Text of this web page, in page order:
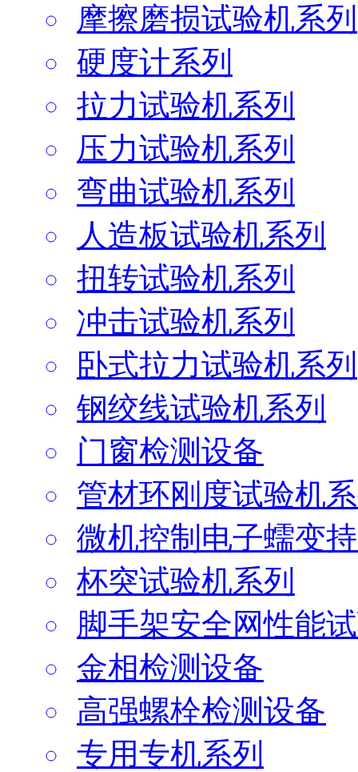
摩擦磨损试验机系列
硬度计系列
拉力试验机系列
压力试验机系列
弯曲试验机系列
人造板试验机系列
扭转试验机系列
冲击试验机系列
卧式拉力试验机系列
钢绞线试验机系列
门窗检测设备
管材环刚度试验机
微机控制电子蠕变
杯突试验机系列
脚手架安全网性能
金相检测设备
高强螺栓检测设备
专用专机系列